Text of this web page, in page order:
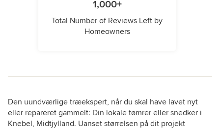
1,000+
Total Number of Reviews Left by
Homeowners
Den uundværlige træekspert, når du skal have lavet nyt
eller repareret gammelt: Din lokale tømrer eller snedker i
Knebel, Midtjylland. Uanset størrelsen på dit projekt